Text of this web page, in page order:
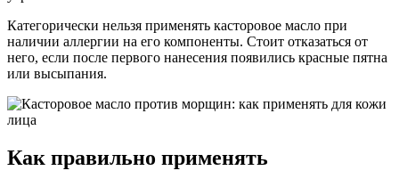
Категорически нельзя применять касторовое масло при
наличии аллергии на его компоненты. Стоит отказаться от
него, если после первого нанесения появились красные пятна
или высыпания.
Как правильно применять